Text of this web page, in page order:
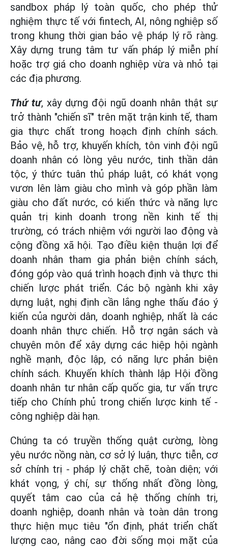
sandbox pháp lý toàn quốc, cho phép thử
nghiệm thực tế với fintech, AI, nông nghiệp số
trong khung thời gian bảo vệ pháp lý rõ ràng.
Xây dựng trung tâm tư vấn pháp lý miễn phí
hoặc trợ giá cho doanh nghiệp vừa và nhỏ tại
các địa phương.
Thứ tư, xây dựng đội ngũ doanh nhân thật sự
trở thành "chiến sĩ" trên mặt trận kinh tế, tham
gia thực chất trong hoạch định chính sách.
Bảo vệ, hỗ trợ, khuyến khích, tôn vinh đội ngũ
doanh nhân có lòng yêu nước, tinh thần dân
tộc, ý thức tuân thủ pháp luật, có khát vọng
vươn lên làm giàu cho mình và góp phần làm
giàu cho đất nước, có kiến thức và năng lực
quản trị kinh doanh trong nền kinh tế thị
trường, có trách nhiệm với người lao động và
cộng đồng xã hội. Tạo điều kiện thuận lợi để
doanh nhân tham gia phản biện chính sách,
đóng góp vào quá trình hoạch định và thực thi
chiến lược phát triển. Các bộ ngành khi xây
dựng luật, nghị định cần lắng nghe thấu đáo ý
kiến của người dân, doanh nghiệp, nhất là các
doanh nhân thực chiến. Hỗ trợ ngân sách và
chuyên môn để xây dựng các hiệp hội ngành
nghề mạnh, độc lập, có năng lực phản biện
chính sách. Khuyến khích thành lập Hội đồng
doanh nhân tư nhân cấp quốc gia, tư vấn trực
tiếp cho Chính phủ trong chiến lược kinh tế -
công nghiệp dài hạn.
Chúng ta có truyền thống quật cường, lòng
yêu nước nồng nàn, cơ sở lý luận, thực tiễn, cơ
sở chính trị - pháp lý chặt chẽ, toàn diện; với
khát vọng, ý chí, sự thống nhất đồng lòng,
quyết tâm cao của cả hệ thống chính trị,
doanh nghiệp, doanh nhân và toàn dân trong
thực hiện mục tiêu "ổn định, phát triển chất
lượng cao, nâng cao đời sống mọi mặt của